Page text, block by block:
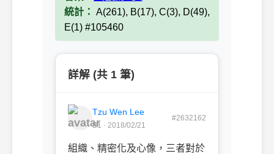
統計： A(261), B(17), C(3), D(49),
E(1) #105460
詳解 (共 1 筆)
Tzu Wen Lee
B1 · 2018/02/21
#2632162
組織、精密化及心像，三者對於